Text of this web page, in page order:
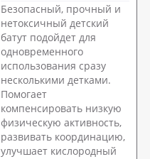
Безопасный, прочный и
нетоксичный детский
батут подойдет для
одновременного
использования сразу
несколькими детками.
Помогает
компенсировать низкую
физическую активность,
развивать координацию,
улучшает кислородный